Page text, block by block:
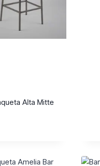
Alta Mitte